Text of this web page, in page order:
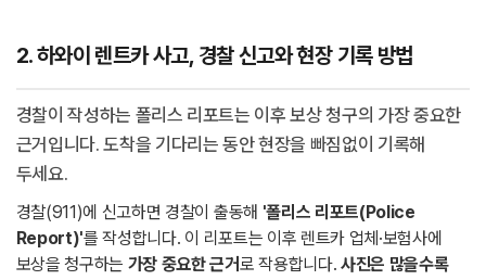
2. 하와이 렌트카 사고, 경찰 신고와 현장 기록 방법
경찰이 작성하는 폴리스 리포트는 이후 보상 청구의 가장 중요한
근거입니다. 도착을 기다리는 동안 현장을 빠짐없이 기록해
두세요.
경찰(911)에 신고하면 경찰이 출동해 '폴리스 리포트(Police
Report)'를 작성합니다. 이 리포트는 이후 렌트카 업체·보험사에
보상을 청구하는 가장 중요한 근거로 작용합니다. 사진은 많을수록